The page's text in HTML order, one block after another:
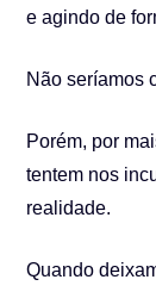
e agindo de
Não seríamos
Porém, por
tentem nos
realidade.
Quando